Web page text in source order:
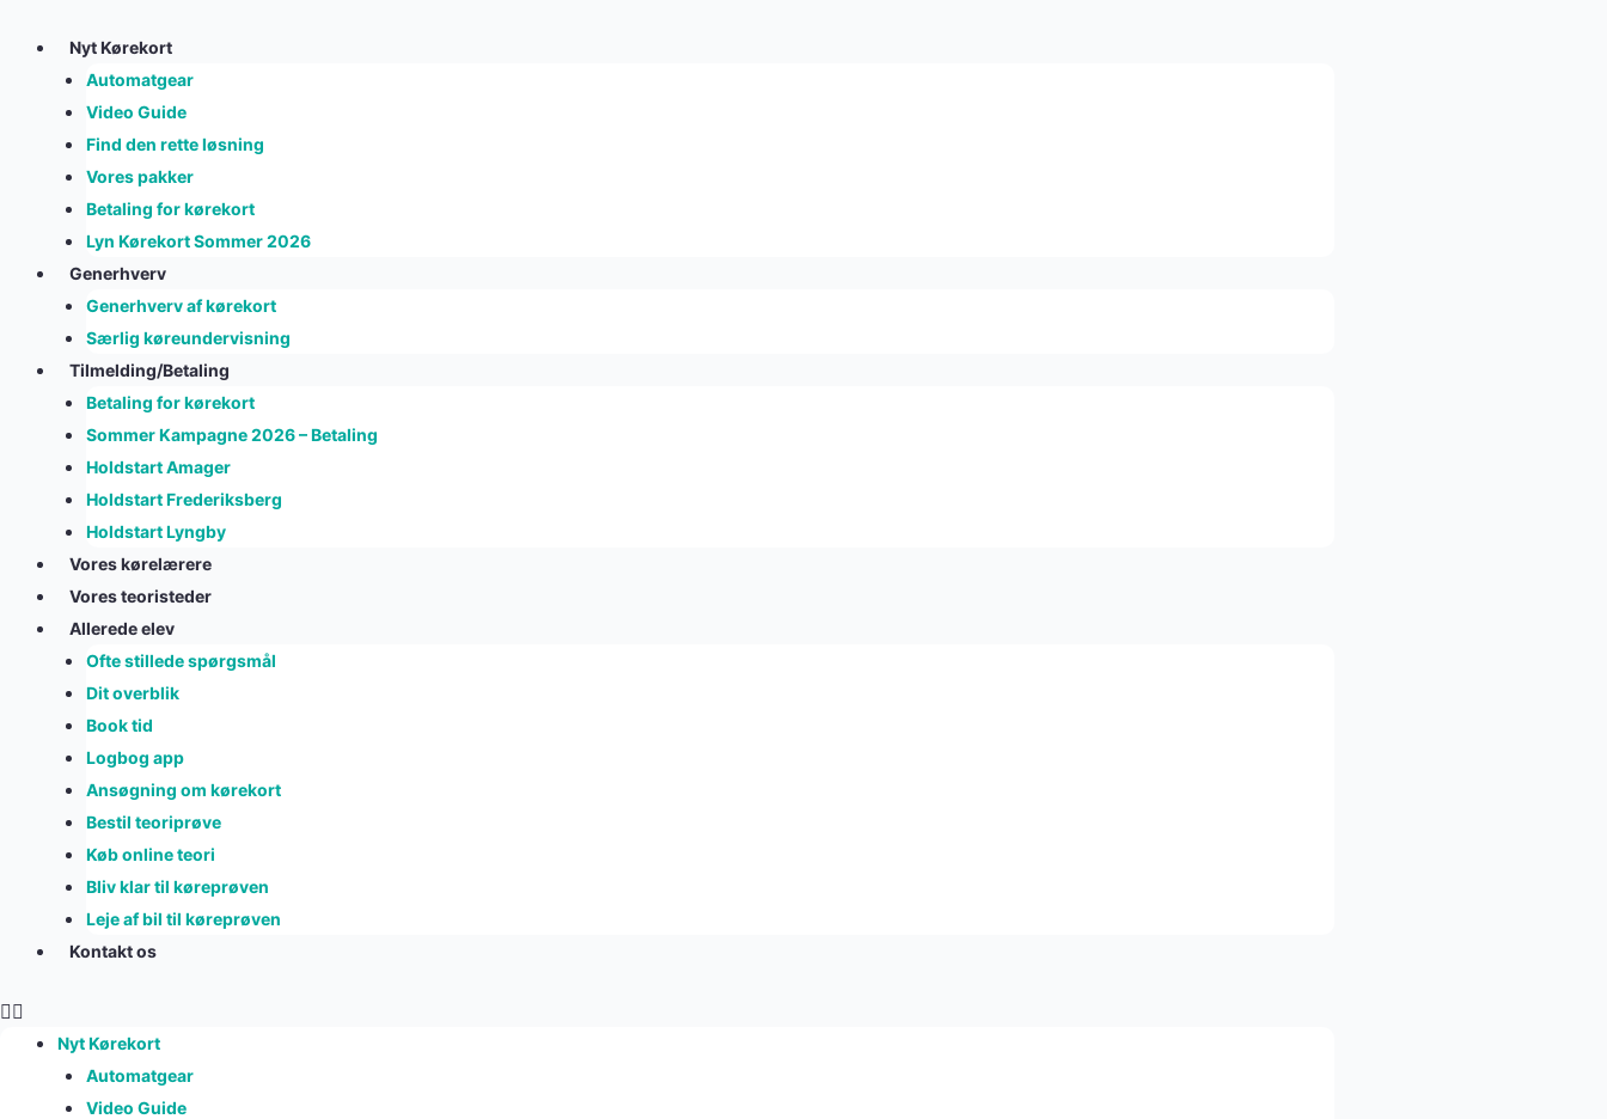
content
Nyt Kørekort
Automatgear
Video Guide
Find den rette løsning
Vores pakker
Betaling for kørekort
Lyn Kørekort Sommer 2026
Generhverv
Generhverv af kørekort
Særlig køreundervisning
Tilmelding/Betaling
Betaling for kørekort
Sommer Kampagne 2026 – Betaling
Holdstart Amager
Holdstart Frederiksberg
Holdstart Lyngby
Vores kørelærere
Vores teoristeder
Allerede elev
Ofte stillede spørgsmål
Dit overblik
Book tid
Logbog app
Ansøgning om kørekort
Bestil teoriprøve
Køb online teori
Bliv klar til køreprøven
Leje af bil til køreprøven
Kontakt os
Nyt Kørekort
Automatgear
Video Guide